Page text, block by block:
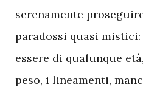
serenamente
paradossi quasi
essere di qualunque
peso, i lineamenti,